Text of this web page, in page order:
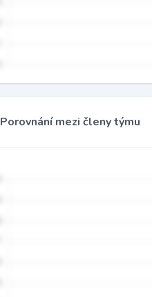
Porovnání mezi členy týmu